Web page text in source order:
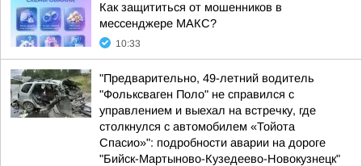
Как защититься от мошенников в
мессенджере МАКС?
10:33
"Предварительно, 49-летний водитель
"Фольксваген Поло" не справился с
управлением и выехал на встречку, где
столкнулся с автомобилем «Тойота
Спасио»": подробности аварии на дороге
"Бийск-Мартыново-Кузедеево-Новокузнецк"